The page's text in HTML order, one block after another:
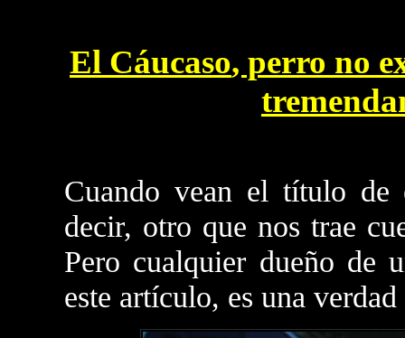
El Cáucaso, perro no
Cuando vean el título de
decir, otro que nos trae
Pero cualquier dueño de
este artículo, es una